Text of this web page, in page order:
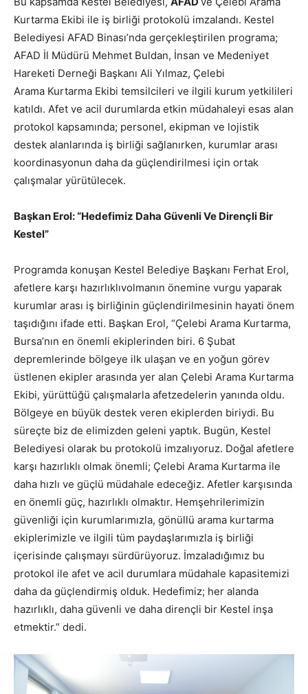
Kurtarma Ekibi ile iş birliği protokolü imzalandı. Kestel
Belediyesi AFAD Binası’nda gerçekleştirilen programa;
AFAD İl Müdürü Mehmet Buldan, İnsan ve Medeniyet
Hareketi Derneği Başkanı Ali Yılmaz, Çelebi
Arama Kurtarma Ekibi temsilcileri ve ilgili kurum yetkilileri
katıldı. Afet ve acil durumlarda etkin müdahaleyi esas alan
protokol kapsamında; personel, ekipman ve lojistik
destek alanlarında iş birliği sağlanırken, kurumlar arası
koordinasyonun daha da güçlendirilmesi için ortak
çalışmalar yürütülecek.
Başkan Erol: “Hedefimiz Daha Güvenli Ve Dirençli Bir
Kestel”
Programda konuşan Kestel Belediye Başkanı Ferhat Erol,
afetlere karşı hazırlıklıvolmanın önemine vurgu yaparak
kurumlar arası iş birliğinin güçlendirilmesinin hayati önem
taşıdığını ifade etti. Başkan Erol, “Çelebi Arama Kurtarma,
Bursa’nın en önemli ekiplerinden biri. 6 Şubat
depremlerinde bölgeye ilk ulaşan ve en yoğun görev
üstlenen ekipler arasında yer alan Çelebi Arama Kurtarma
Ekibi, yürüttüğü çalışmalarla afetzedelerin yanında oldu.
Bölgeye en büyük destek veren ekiplerden biriydi. Bu
süreçte biz de elimizden geleni yaptık. Bugün, Kestel
Belediyesi olarak bu protokolü imzalıyoruz. Doğal afetlere
karşı hazırlıklı olmak önemli; Çelebi Arama Kurtarma ile
daha hızlı ve güçlü müdahale edeceğiz. Afetler karşısında
en önemli güç, hazırlıklı olmaktır. Hemşehrilerimizin
güvenliği için kurumlarımızla, gönüllü arama kurtarma
ekiplerimizle ve ilgili tüm paydaşlarımızla iş birliği
içerisinde çalışmayı sürdürüyoruz. İmzaladığımız bu
protokol ile afet ve acil durumlara müdahale kapasitemizi
daha da güçlendirmiş olduk. Hedefimiz; her alanda
hazırlıklı, daha güvenli ve daha dirençli bir Kestel inşa
etmektir.” dedi.